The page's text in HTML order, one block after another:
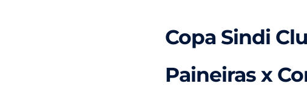
Copa Sindi
Paineiras x